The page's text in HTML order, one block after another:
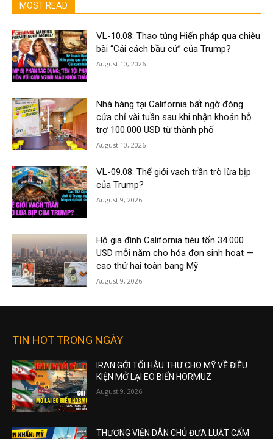
MOST READ
VL-10.08: Thao túng Hiến pháp qua chiêu
bài “Cải cách bầu cử” của Trump?
August 10, 2026
Nhà hàng tại California bất ngờ đóng
cửa chỉ vài tuần sau khi nhận khoản hỗ
trợ 100.000 USD từ thành phố
August 10, 2026
VL-09.08: Thế giới vạch trần trò lừa bịp
của Trump?
August 9, 2026
Hộ gia đình California tiêu tốn 34.000
USD mỗi năm cho hóa đơn sinh hoạt —
cao thứ hai toàn bang Mỹ
August 9, 2026
TIN HOT TRONG NGÀY
IRAN GỞI TỐI HẬU THƯ CHO MỸ VỀ ĐIỀU
KIỆN MỞ LẠI EO BIỂN HORMUZ
August 9, 2026
THƯỢNG VIỆN DÂN CHỦ ĐƯA LUẬT CẤM